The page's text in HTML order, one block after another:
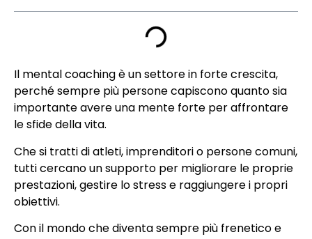
Il mental coaching è un settore in forte crescita,
perché sempre più persone capiscono quanto sia
importante avere una mente forte per affrontare
le sfide della vita.
Che si tratti di atleti, imprenditori o persone comuni,
tutti cercano un supporto per migliorare le proprie
prestazioni, gestire lo stress e raggiungere i propri
obiettivi.
Con il mondo che diventa sempre più frenetico e